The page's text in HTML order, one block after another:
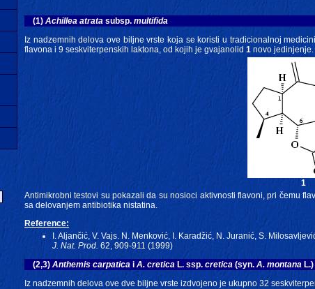
(1) Achillea atrata subsp. multifida
Iz nadzemnih delova ove biljne vrste koja se koristi u tradicionalnoj
flavona i 9 seskviterpenskih laktona, od kojih je gvajanolid1 novo jedinjenje.
1
Antimikrobni testovi su pokazali da su nosioci aktivnosti flavoni, pri čemu
sa delovanjem antibiotika nistatina.
Reference:
I. Aljančić, V. Vajs. N. Menković, I. Karadžić, N. Juranić, S.
J. Nat. Prod. 62, 909-911 (1999)
(2,3) Anthemis carpatica i A. cretica L. ssp. cretica (syn. A. montana L.)
Iz nadzemnih delova ove dve biljne vrste izdvojeno je ukupno 32